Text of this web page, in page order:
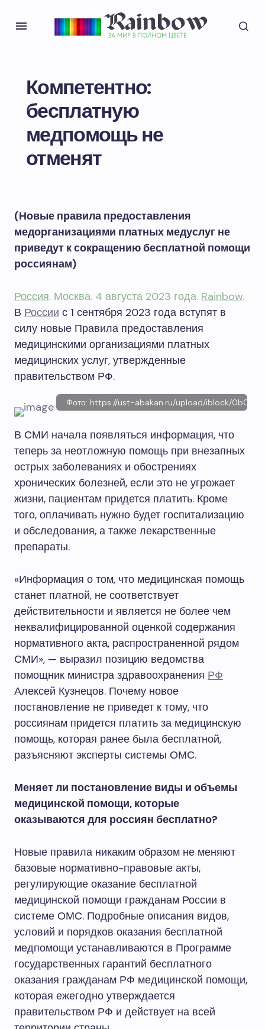
Компетентно:
бесплатную
медпомощь не
отменят
(Новые правила предоставления
медорганизациями платных медуслуг не
приведут к сокращению бесплатной помощи
россиянам)
Россия. Москва. 4 августа 2023 года. Rainbow.
В России с 1 сентября 2023 года вступят в
силу новые Правила предоставления
медицинскими организациями платных
медицинских услуг, утвержденные
правительством РФ.
Фото: https://ust-abakan.ru/upload/iblock/0b0/
В СМИ начала появляться информация, что
теперь за неотложную помощь при внезапных
острых заболеваниях и обострениях
хронических болезней, если это не угрожает
жизни, пациентам придется платить. Кроме
того, оплачивать нужно будет госпитализацию
и обследования, а также лекарственные
препараты.
«Информация о том, что медицинская помощь
станет платной, не соответствует
действительности и является не более чем
неквалифицированной оценкой содержания
нормативного акта, распространенной рядом
СМИ», — выразил позицию ведомства
помощник министра здравоохранения РФ
Алексей Кузнецов. Почему новое
постановление не приведет к тому, что
россиянам придется платить за медицинскую
помощь, которая ранее была бесплатной,
разъясняют эксперты системы ОМС.
Меняет ли постановление виды и объемы
медицинской помощи, которые
оказываются для россиян бесплатно?
Новые правила никаким образом не меняют
базовые нормативно-правовые акты,
регулирующие оказание бесплатной
медицинской помощи гражданам России в
системе ОМС. Подробные описания видов,
условий и порядков оказания бесплатной
медпомощи устанавливаются в Программе
государственных гарантий бесплатного
оказания гражданам РФ медицинской помощи,
которая ежегодно утверждается
правительством РФ и действует на всей